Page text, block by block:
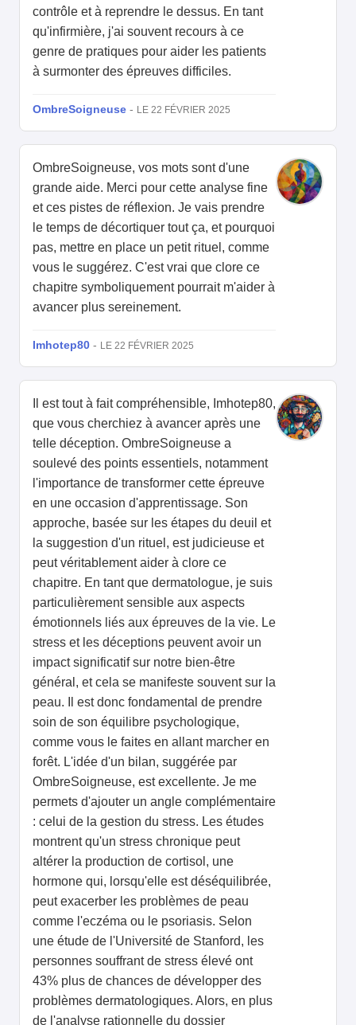
contrôle et à reprendre le dessus. En tant
qu'infirmière, j'ai souvent recours à ce
genre de pratiques pour aider les patients
à surmonter des épreuves difficiles.
OmbreSoigneuse - LE 22 FÉVRIER 2025
OmbreSoigneuse, vos mots sont d'une
grande aide. Merci pour cette analyse fine
et ces pistes de réflexion. Je vais prendre
le temps de décortiquer tout ça, et pourquoi
pas, mettre en place un petit rituel, comme
vous le suggérez. C'est vrai que clore ce
chapitre symboliquement pourrait m'aider à
avancer plus sereinement.
Imhotep80 - LE 22 FÉVRIER 2025
Il est tout à fait compréhensible, Imhotep80,
que vous cherchiez à avancer après une
telle déception. OmbreSoigneuse a
soulevé des points essentiels, notamment
l'importance de transformer cette épreuve
en une occasion d'apprentissage. Son
approche, basée sur les étapes du deuil et
la suggestion d'un rituel, est judicieuse et
peut véritablement aider à clore ce
chapitre. En tant que dermatologue, je suis
particulièrement sensible aux aspects
émotionnels liés aux épreuves de la vie. Le
stress et les déceptions peuvent avoir un
impact significatif sur notre bien-être
général, et cela se manifeste souvent sur la
peau. Il est donc fondamental de prendre
soin de son équilibre psychologique,
comme vous le faites en allant marcher en
forêt. L'idée d'un bilan, suggérée par
OmbreSoigneuse, est excellente. Je me
permets d'ajouter un angle complémentaire
: celui de la gestion du stress. Les études
montrent qu'un stress chronique peut
altérer la production de cortisol, une
hormone qui, lorsqu'elle est déséquilibrée,
peut exacerber les problèmes de peau
comme l'eczéma ou le psoriasis. Selon
une étude de l'Université de Stanford, les
personnes souffrant de stress élevé ont
43% plus de chances de développer des
problèmes dermatologiques. Alors, en plus
de l'analyse rationnelle du dossier